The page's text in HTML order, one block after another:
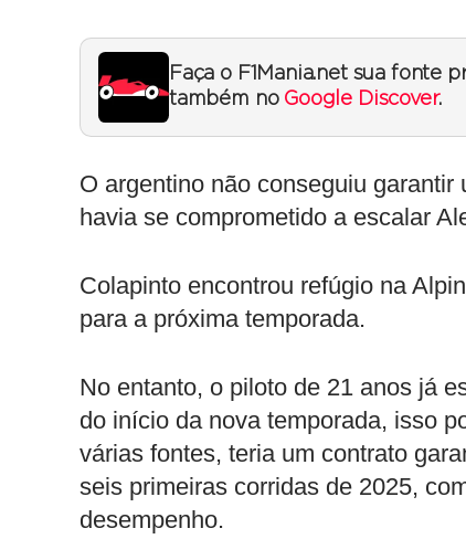
Faça o F1Mania.net sua fonte
também no Google Discover.
O argentino não conseguiu
havia se comprometido a escalar
Colapinto encontrou refúgio na
para a próxima temporada.
No entanto, o piloto de 21 anos já
do início da nova temporada, isso
várias fontes, teria um contrato
seis primeiras corridas de 2025,
desempenho.